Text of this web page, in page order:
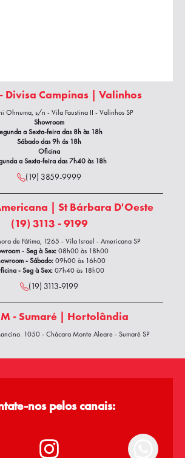
Divisa Campinas | Valinhos
Ohnuma, s/n - Vila Faustina II - Valinhos SP
Showroom
a Sexta-feira das 8h às 18h
Sábado das 9h ás 18h
Oficina
a Sexta-feira das 7h40 às 18h
(19) 3859-9999
| St Bárbara D'Oeste
(19) 3113 - 9199
de Fátima, 1265 - Vila Israel - Americana SP
- Seg à Sex: 08h00 às 18h00
- Sábado: 09h00 às 16h00
- Seg à Sex: 07h40 às 18h00
(19) 3113-9199
- Sumaré | Hortolândia
1050 - Chácara Monte Alegre - Sumaré SP
(19) 3854-9899
WhatsApp Vendas
nos pelos canais: